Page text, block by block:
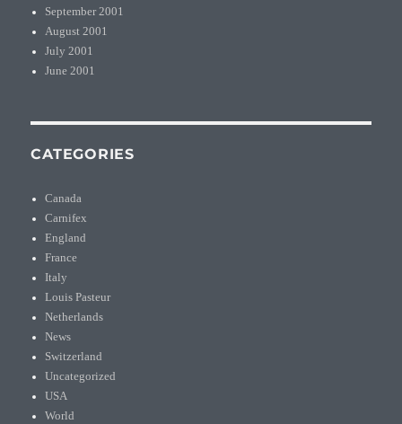
September 2001
August 2001
July 2001
June 2001
CATEGORIES
Canada
Carnifex
England
France
Italy
Louis Pasteur
Netherlands
News
Switzerland
Uncategorized
USA
World